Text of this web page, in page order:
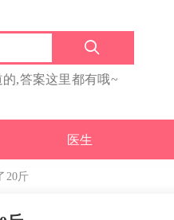
,答案这里都有哦~
医生
20斤